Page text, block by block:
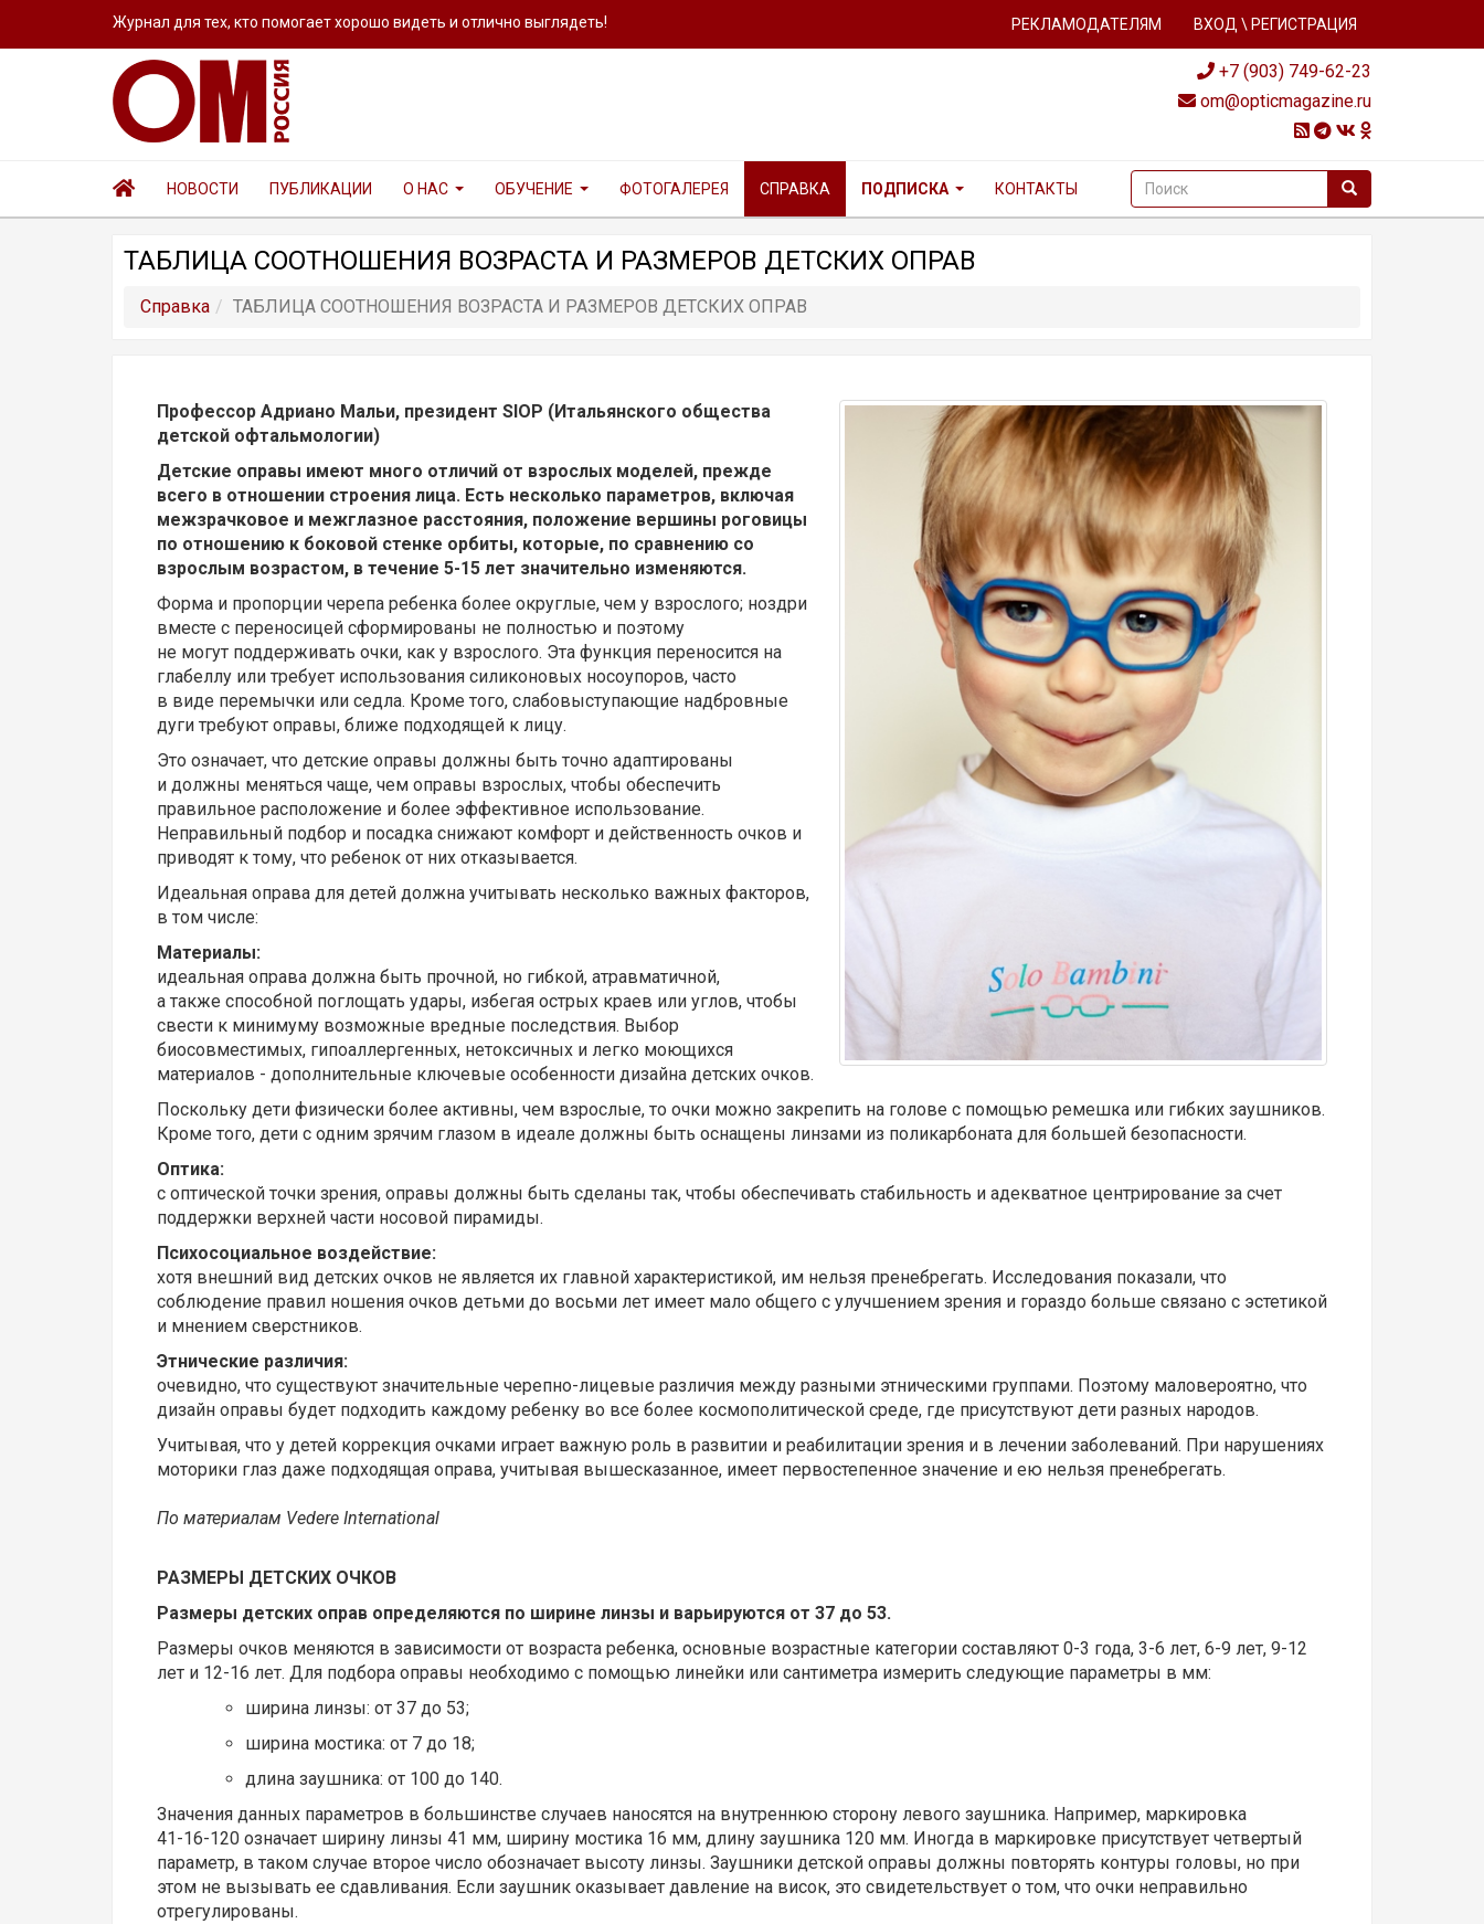
Журнал для тех, кто помогает хорошо видеть и отлично выглядеть! РЕКЛАМОДАТЕЛЯМ ВХОД \ РЕГИСТРАЦИЯ
+7 (903) 749-62-23
om@opticmagazine.ru
НОВОСТИ ПУБЛИКАЦИИ О НАС ОБУЧЕНИЕ ФОТОГАЛЕРЕЯ СПРАВКА ПОДПИСКА КОНТАКТЫ
ТАБЛИЦА СООТНОШЕНИЯ ВОЗРАСТА И РАЗМЕРОВ ДЕТСКИХ ОПРАВ
Справка ТАБЛИЦА СООТНОШЕНИЯ ВОЗРАСТА И РАЗМЕРОВ ДЕТСКИХ ОПРАВ
Профессор Адриано Мальи, президент SIOP (Итальянского общества
детской офтальмологии)
Детские оправы имеют много отличий от взрослых моделей, прежде
всего в отношении строения лица. Есть несколько параметров, включая
межзрачковое и межглазное расстояния, положение вершины роговицы
по отношению к боковой стенке орбиты, которые, по сравнению со
взрослым возрастом, в течение 5-15 лет значительно изменяются.
Форма и пропорции черепа ребенка более округлые, чем у взрослого; ноздри
вместе с переносицей сформированы не полностью и поэтому
не могут поддерживать очки, как у взрослого. Эта функция переносится на
глабеллу или требует использования силиконовых носоупоров, часто
в виде перемычки или седла. Кроме того, слабовыступающие надбровные
дуги требуют оправы, ближе подходящей к лицу.
Это означает, что детские оправы должны быть точно адаптированы
и должны меняться чаще, чем оправы взрослых, чтобы обеспечить
правильное расположение и более эффективное использование.
Неправильный подбор и посадка снижают комфорт и действенность очков и
приводят к тому, что ребенок от них отказывается.
Идеальная оправа для детей должна учитывать несколько важных факторов,
в том числе:
Материалы:
идеальная оправа должна быть прочной, но гибкой, атравматичной,
а также способной поглощать удары, избегая острых краев или углов, чтобы
свести к минимуму возможные вредные последствия. Выбор
биосовместимых, гипоаллергенных, нетоксичных и легко моющихся
материалов - дополнительные ключевые особенности дизайна детских очков.
Поскольку дети физически более активны, чем взрослые, то очки можно закрепить на голове с помощью ремешка или гибких заушников.
Кроме того, дети с одним зрячим глазом в идеале должны быть оснащены линзами из поликарбоната для большей безопасности.
Оптика:
с оптической точки зрения, оправы должны быть сделаны так, чтобы обеспечивать стабильность и адекватное центрирование за счет
поддержки верхней части носовой пирамиды.
Психосоциальное воздействие:
хотя внешний вид детских очков не является их главной характеристикой, им нельзя пренебрегать. Исследования показали, что
соблюдение правил ношения очков детьми до восьми лет имеет мало общего с улучшением зрения и гораздо больше связано с эстетикой
и мнением сверстников.
Этнические различия:
очевидно, что существуют значительные черепно-лицевые различия между разными этническими группами. Поэтому маловероятно, что
дизайн оправы будет подходить каждому ребенку во все более космополитической среде, где присутствуют дети разных народов.
Учитывая, что у детей коррекция очками играет важную роль в развитии и реабилитации зрения и в лечении заболеваний. При нарушениях
моторики глаз даже подходящая оправа, учитывая вышесказанное, имеет первостепенное значение и ею нельзя пренебрегать.
По материалам Vedere International
РАЗМЕРЫ ДЕТСКИХ ОЧКОВ
Размеры детских оправ определяются по ширине линзы и варьируются от 37 до 53.
Размеры очков меняются в зависимости от возраста ребенка, основные возрастные категории составляют 0-3 года, 3-6 лет, 6-9 лет, 9-12
лет и 12-16 лет. Для подбора оправы необходимо с помощью линейки или сантиметра измерить следующие параметры в мм:
ширина линзы: от 37 до 53;
ширина мостика: от 7 до 18;
длина заушника: от 100 до 140.
Значения данных параметров в большинстве случаев наносятся на внутреннюю сторону левого заушника. Например, маркировка
41-16-120 означает ширину линзы 41 мм, ширину мостика 16 мм, длину заушника 120 мм. Иногда в маркировке присутствует четвертый
параметр, в таком случае второе число обозначает высоту линзы. Заушники детской оправы должны повторять контуры головы, но при
этом не вызывать ее сдавливания. Если заушник оказывает давление на висок, это свидетельствует о том, что очки неправильно
отрегулированы.